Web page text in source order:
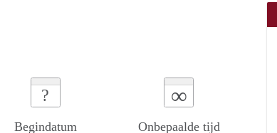
?
Begindatum
∞
Onbepaalde tijd